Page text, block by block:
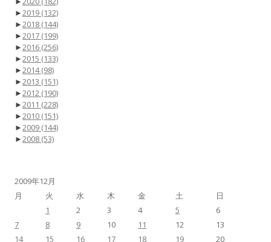
►2019 (132)
►2018 (144)
►2017 (199)
►2016 (256)
►2015 (133)
►2014(98)
►2013 (151)
►2012 (190)
►2011 (228)
►2010 (151)
►2009 (144)
►2008 (53)
2009年12月
月
火 水 木 金 土
日
1
2 3 4 5
6
7
8 9 10 11 12
13
14
15 16 17 18 19 20